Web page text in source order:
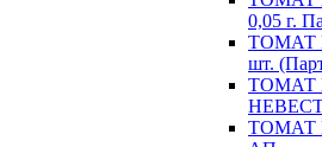
0,05 г.
ТОМАТ
шт.
ТОМАТ
ТОМАТ